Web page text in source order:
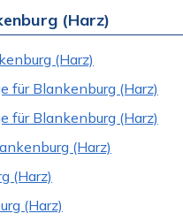
(Harz)
(Harz)
für Blankenburg (Harz)
für Blankenburg (Harz)
(Harz)
(Harz)
(Harz)